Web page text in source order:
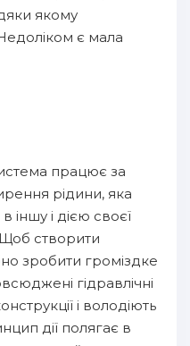
якому
є мала
працює за
рідини, яка
іншу і дією своєї
створити
зробити громіздке
гідравлічні
і володіють
дії полягає в